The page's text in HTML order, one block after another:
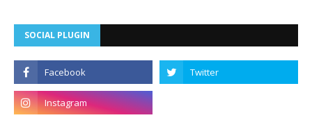
SOCIAL PLUGIN